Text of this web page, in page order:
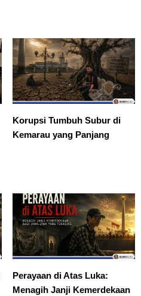
Korupsi Tumbuh Subur di
Kemarau yang Panjang
Perayaan di Atas Luka:
Menagih Janji Kemerdekaan